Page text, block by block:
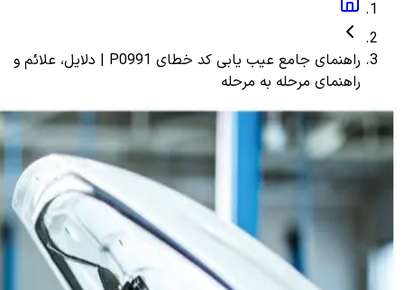
راهنمای جامع عیب یابی کد خطای P0991 | دلایل، علائم و
راهنمای مرحله به مرحله